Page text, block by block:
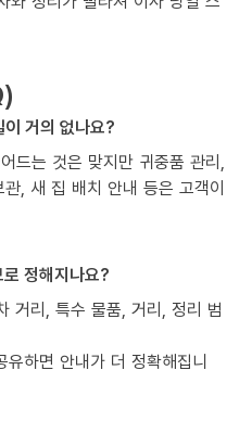
거의 없나요?
드는 것은 맞지만 귀중품 관리,
, 새 집 배치 안내 등은 고객이
정해지나요?
거리, 특수 물품, 거리, 정리 범
하면 안내가 더 정확해집니